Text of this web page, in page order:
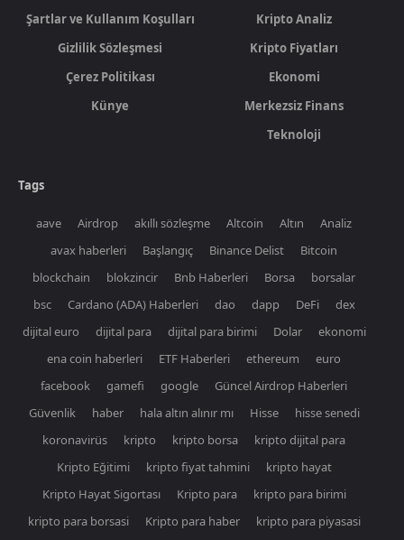
Şartlar ve Kullanım Koşulları
Gizlilik Sözleşmesi
Çerez Politikası
Künye
Kripto Analiz
Kripto Fiyatları
Ekonomi
Merkezsiz Finans
Teknoloji
Tags
aave Airdrop akıllı sözleşme Altcoin Altın
Analiz
avax haberleri
Başlangıç Binance Delist
Bitcoin
blockchain
blokzincir Bnb Haberleri Borsa
borsalar
bsc
Cardano (ADA) Haberleri dao dapp DeFi
dex
dijital euro
dijital para dijital para birimi Dolar
ekonomi
ena coin haberleri
ETF Haberleri ethereum
euro
facebook
gamefi google
Güncel Airdrop Haberleri
Güvenlik
haber hala altın alınır mı Hisse
hisse senedi
koronavirüs
kripto kripto borsa
kripto dijital para
Kripto Eğitimi
kripto fiyat tahmini
kripto hayat
Kripto Hayat Sigortası
Kripto para
kripto para birimi
kripto para borsasi
Kripto para haber kripto para piyasasi